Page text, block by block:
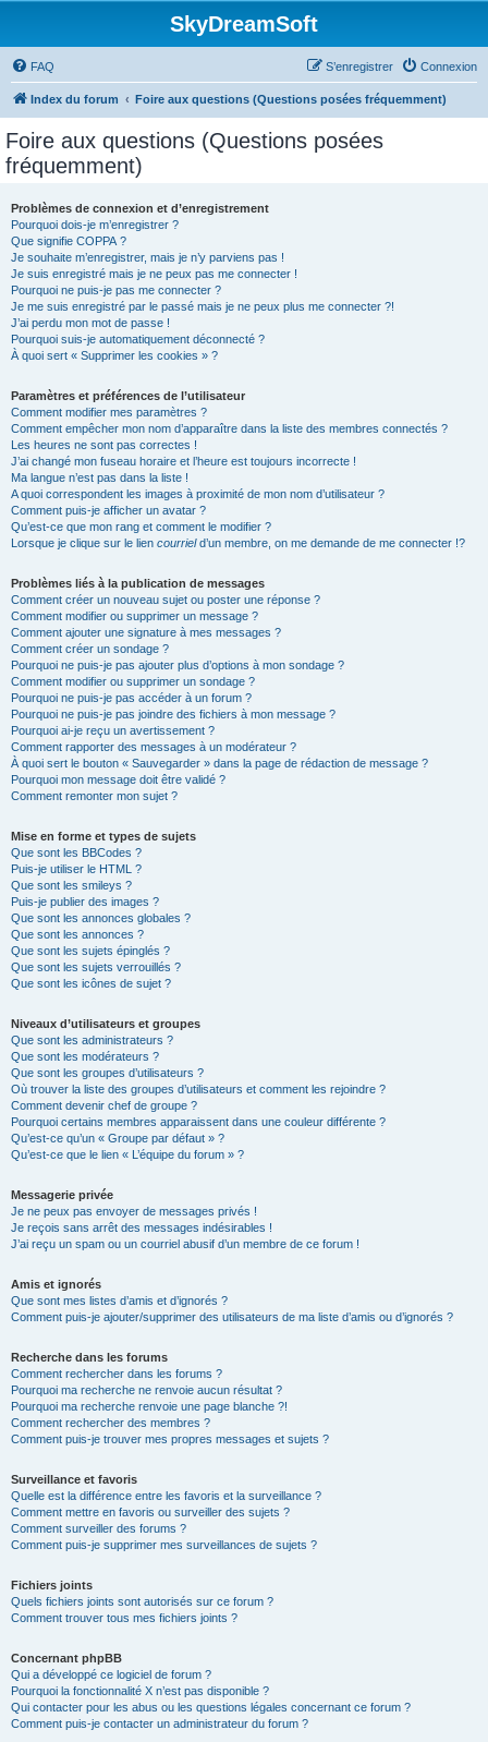
SkyDreamSoft
FAQ Connexion
S’enregistrer
Index du forum Foire aux questions (Questions posées fréquemment)
Foire aux questions (Questions posées
fréquemment)
Problèmes de connexion et d’enregistrement
Pourquoi dois-je m’enregistrer ?
Que signifie COPPA ?
Je souhaite m’enregistrer, mais je n’y parviens pas !
Je suis enregistré mais je ne peux pas me connecter !
Pourquoi ne puis-je pas me connecter ?
Je me suis enregistré par le passé mais je ne peux plus me connecter ?!
J’ai perdu mon mot de passe !
Pourquoi suis-je automatiquement déconnecté ?
À quoi sert « Supprimer les cookies » ?
Paramètres et préférences de l’utilisateur
Comment modifier mes paramètres ?
Comment empêcher mon nom d’apparaître dans la liste des membres connectés ?
Les heures ne sont pas correctes !
J’ai changé mon fuseau horaire et l’heure est toujours incorrecte !
Ma langue n’est pas dans la liste !
A quoi correspondent les images à proximité de mon nom d’utilisateur ?
Comment puis-je afficher un avatar ?
Qu’est-ce que mon rang et comment le modifier ?
Lorsque je clique sur le lien courrield’un membre, on me demande de me connecter !?
Problèmes liés à la publication de messages
Comment créer un nouveau sujet ou poster une réponse ?
Comment modifier ou supprimer un message ?
Comment ajouter une signature à mes messages ?
Comment créer un sondage ?
Pourquoi ne puis-je pas ajouter plus d’options à mon sondage ?
Comment modifier ou supprimer un sondage ?
Pourquoi ne puis-je pas accéder à un forum ?
Pourquoi ne puis-je pas joindre des fichiers à mon message ?
Pourquoi ai-je reçu un avertissement ?
Comment rapporter des messages à un modérateur ?
À quoi sert le bouton « Sauvegarder » dans la page de rédaction de message ?
Pourquoi mon message doit être validé ?
Comment remonter mon sujet ?
Mise en forme et types de sujets
Que sont les BBCodes ?
Puis-je utiliser le HTML ?
Que sont les smileys ?
Puis-je publier des images ?
Que sont les annonces globales ?
Que sont les annonces ?
Que sont les sujets épinglés ?
Que sont les sujets verrouillés ?
Que sont les icônes de sujet ?
Niveaux d’utilisateurs et groupes
Que sont les administrateurs ?
Que sont les modérateurs ?
Que sont les groupes d’utilisateurs ?
Où trouver la liste des groupes d’utilisateurs et comment les rejoindre ?
Comment devenir chef de groupe ?
Pourquoi certains membres apparaissent dans une couleur différente ?
Qu’est-ce qu’un « Groupe par défaut » ?
Qu’est-ce que le lien « L’équipe du forum » ?
Messagerie privée
Je ne peux pas envoyer de messages privés !
Je reçois sans arrêt des messages indésirables !
J’ai reçu un spam ou un courriel abusif d’un membre de ce forum !
Amis et ignorés
Que sont mes listes d’amis et d’ignorés ?
Comment puis-je ajouter/supprimer des utilisateurs de ma liste d’amis ou d’ignorés ?
Recherche dans les forums
Comment rechercher dans les forums ?
Pourquoi ma recherche ne renvoie aucun résultat ?
Pourquoi ma recherche renvoie une page blanche ?!
Comment rechercher des membres ?
Comment puis-je trouver mes propres messages et sujets ?
Surveillance et favoris
Quelle est la différence entre les favoris et la surveillance ?
Comment mettre en favoris ou surveiller des sujets ?
Comment surveiller des forums ?
Comment puis-je supprimer mes surveillances de sujets ?
Fichiers joints
Quels fichiers joints sont autorisés sur ce forum ?
Comment trouver tous mes fichiers joints ?
Concernant phpBB
Qui a développé ce logiciel de forum ?
Pourquoi la fonctionnalité X n’est pas disponible ?
Qui contacter pour les abus ou les questions légales concernant ce forum ?
Comment puis-je contacter un administrateur du forum ?